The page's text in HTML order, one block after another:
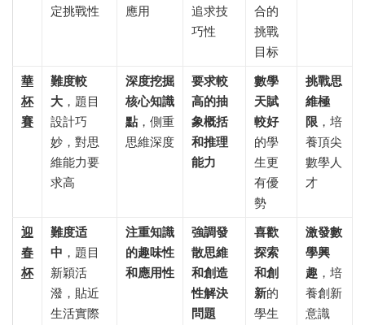
定挑戰性
應用
追求技
巧性
合的
挑戰
目标
華
杯
賽
難度較
大 ，題目
設計巧
妙，對思
維能力要
求高
深度挖掘
核心知識
點 ，側重
思維深度
要求較
高的抽
象概括
和推理
能力
數學
天賦
較好
的學
生更
有優
勢
挑戰思
維極
限 ，培
養頂尖
數學人
才
迎
春
杯
難度适
中 ，題目
新穎活
潑，貼近
生活實際
注重知識
的趣味性
和應用性
強調發
散思維
和創造
性解決
問題
喜歡
探索
和創
新的
學生
激發數
學興
趣 ，培
養創新
意識